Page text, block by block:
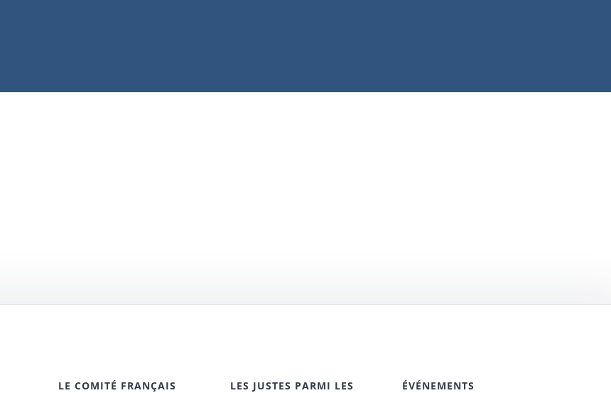
LE COMITÉ FRANÇAIS
LES JUSTES PARMI LES
ÉVÉNEMENTS